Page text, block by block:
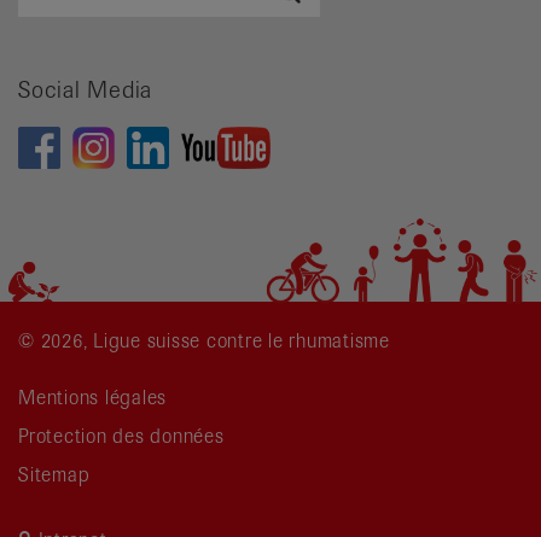
Social Media
© 2026, Ligue suisse contre le rhumatisme
Mentions légales
Protection des données
Sitemap